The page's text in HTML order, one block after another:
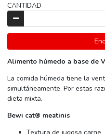
CANTIDAD
Alimento húmedo a base de
La comida húmeda tiene la
simultáneamente. Por estas
dieta mixta.
Bewi cat® meatinis
Textura de jugosa carne